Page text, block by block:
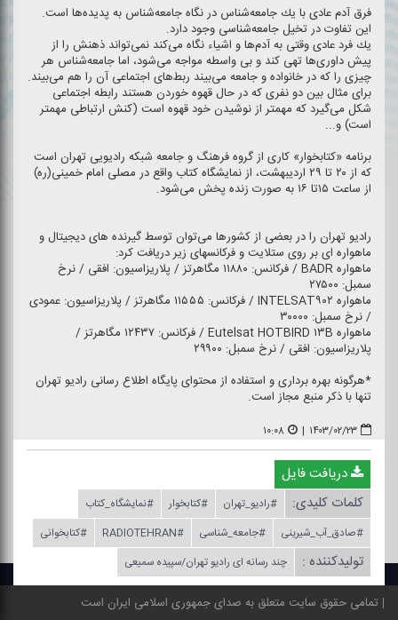
فرق آدم عادی با یك جامعه‌شناس در نگاه جامعه‌شناس به پدیده‌ها است.
این تفاوت در تخیل جامعه‌شناسی وجود دارد.
یك فرد عادی وقتی به آدم‌ها و اشیاء نگاه می‌كند نمی‌تواند ذهنش را از
پیش داوری‌ها تهی كند و بی واسطه مواجه می‌شود، اما جامعه‌شناس هر
چیزی را كه در خانواده و جامعه می‌بیند ربط‌های اجتماعی آن را هم می‌بیند.
برای مثال بین دو نفری كه در حال قهوه خوردن هستند رابطه اجتماعی
شكل می‌گیرد كه مهمتر از نوشیدن خود قهوه است (كنش ارتباطی مهمتر
است) و...
برنامه «كتابخوار» كاری از گروه فرهنگ و جامعه شبكه رادیویی تهران است
كه از ۲۰ تا ۲۹ اردیبهشت، از نمایشگاه كتاب واقع در مصلی امام خمینی(ره)
از ساعت ۱۵تا ۱۶ به صورت زنده پخش می‌شود.
رادیو تهران را در بعضی از كشورها می‌توان توسط گیرنده های دیجیتال و
ماهواره ای بر روی ستلایت و فركانسهای زیر دریافت كرد:
ماهواره BADR / فركانس: ۱۱۸۸۰ مگاهرتز / پلاریزاسیون: افقی / نرخ
سمبل: ۲۷۵۰۰
ماهواره INTELSAT۹۰۲ / فركانس: ۱۱۵۵۵ مگاهرتز / پلاریزاسیون: عمودی
/ نرخ سمبل: ۳۰۰۰۰
ماهواره Eutelsat HOTBIRD ۱۳B / فركانس: ۱۲۴۳۷ مگاهرتز /
پلاریزاسیون: افقی / نرخ سمبل: ۲۹۹۰۰
*هرگونه بهره برداری و استفاده از محتوای پایگاه اطلاع رسانی رادیو تهران
تنها با ذكر منبع مجاز است.
۱۴۰۳/۰۲/۲۳ | ۱۰:۰۸
دریافت فایل
کلمات کلیدی:
#رادیو_تهران #كتابخوار
#نمایشگاه_كتاب
#صادق_آب_شیرینی
#جامعه_شناسی #RADIOTEHRAN #كتابخوانی
تولیدکننده : چند رسانه ای رادیو تهران/سپیده سمیعی
تمامی حقوق سایت متعلق به صدای جمهوری اسلامی ایران است